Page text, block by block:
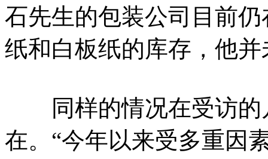
石先生的包装公司目前
纸和白板纸的库存，他
同样的情况在受访的
在。“今年以来受多重因